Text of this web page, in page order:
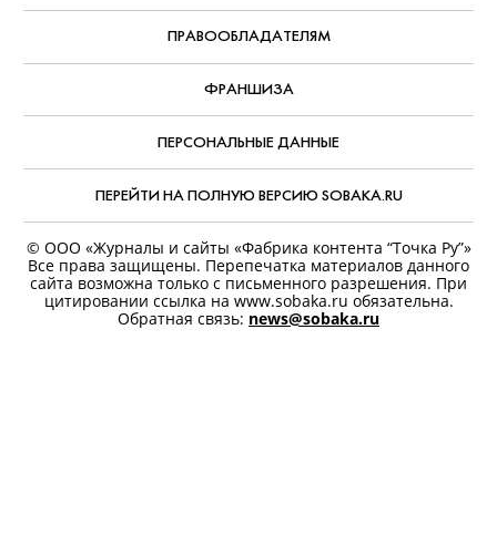
ПРАВООБЛАДАТЕЛЯМ
ФРАНШИЗА
ПЕРСОНАЛЬНЫЕ ДАННЫЕ
ПЕРЕЙТИ НА ПОЛНУЮ ВЕРСИЮ SOBAKA.RU
© ООО «Журналы и сайты «Фабрика контента “Точка Ру”»
Все права защищены. Перепечатка материалов данного
сайта возможна только с письменного разрешения. При
цитировании ссылка на www.sobaka.ru обязательна.
Обратная связь: news@sobaka.ru